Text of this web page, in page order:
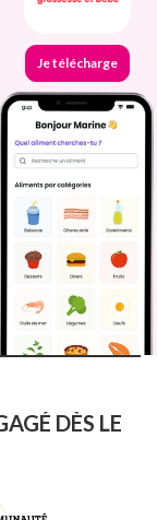
Je télécharge
DÈS LE